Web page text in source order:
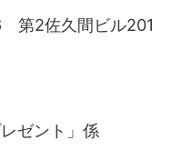
第2佐久間ビル201
ゼント」係